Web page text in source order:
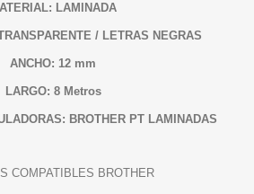
LAMINADA
/ LETRAS NEGRAS
ANCHO: 12 mm
LARGO: 8 Metros
BROTHER PT LAMINADAS